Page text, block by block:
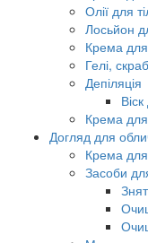
Олії для
Лосьйон
Крема для
Гелі,
Депіляція
Крема
Догляд для
Крема
Засоби